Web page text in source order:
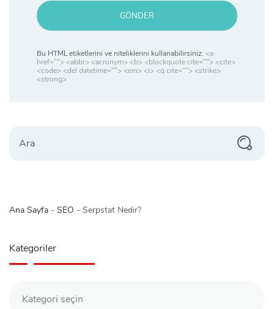
GÖNDER
Bu HTML etiketlerini ve niteliklerini kullanabilirsiniz: <a
href=""> <abbr> <acronym> <b> <blockquote cite=""> <cite>
<code> <del datetime=""> <em> <i> <q cite=""> <strike>
<strong>
Ana Sayfa - SEO - Serpstat Nedir?
Kategoriler